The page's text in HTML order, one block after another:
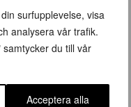
surfupplevelse, visa
analysera vår trafik.
du till vår
Acceptera alla